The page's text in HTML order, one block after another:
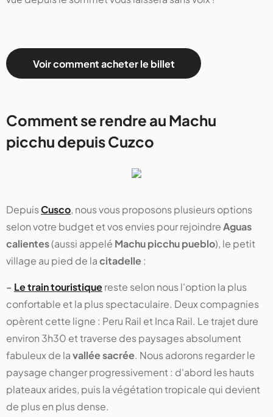
Voir comment acheter le billet
Comment se rendre au Machu
picchu depuis Cuzco
DepuisCusco, nous vous proposons plusieurs options
selon votre budget et vos envies pour rejoindreAguas
calientes(aussi appelé Machu picchu pueblo), le petit
village au pied de lacitadelle:
- Le train touristiquereste selon nous l'option la plus
confortable et la plus spectaculaire. Deux compagnies
opèrent cette ligne : Peru Rail et Inca Rail. Le trajet dure
environ 3h30 et traverse des paysages absolument
fabuleux de lavallée sacrée. Nous adorons regarder le
paysage changer progressivement : d'abord les hauts
plateaux arides, puis la végétation tropicale qui devient
de plus en plus dense.